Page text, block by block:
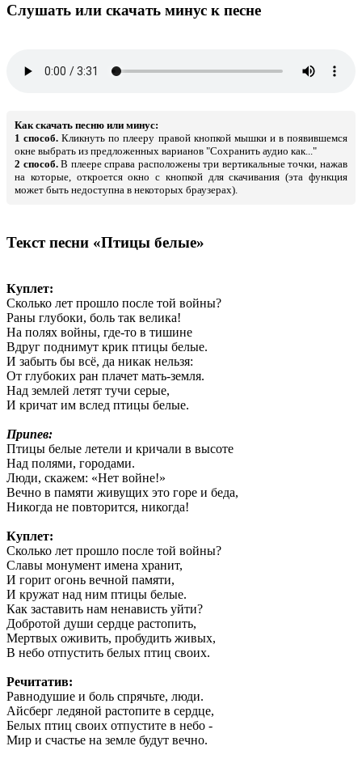
Слушать или скачать минус к песне
Как скачать песню или минус:
1 способ. Кликнуть по плееру правой кнопкой мышки и в появившемся
окне выбрать из предложенных варианов "Сохранить аудио как..."
2 способ.В плеере справа расположены три вертикальные точки, нажав
на которые, откроется окно с кнопкой для скачивания (эта функция
может быть недоступна в некоторых браузерах).
Текст песни «Птицы белые»
Куплет:
Сколько лет прошло после той войны?
Раны глубоки, боль так велика!
На полях войны, где-то в тишине
Вдруг поднимут крик птицы белые.
И забыть бы всё, да никак нельзя:
От глубоких ран плачет мать-земля.
Над землей летят тучи серые,
И кричат им вслед птицы белые.
Припев:
Птицы белые летели и кричали в высоте
Над полями, городами.
Люди, скажем: «Нет войне!»
Вечно в памяти живущих это горе и беда,
Никогда не повторится, никогда!
Куплет:
Сколько лет прошло после той войны?
Славы монумент имена хранит,
И горит огонь вечной памяти,
И кружат над ним птицы белые.
Как заставить нам ненависть уйти?
Добротой души сердце растопить,
Мертвых оживить, пробудить живых,
В небо отпустить белых птиц своих.
Речитатив:
Равнодушие и боль спрячьте, люди.
Айсберг ледяной растопите в сердце,
Белых птиц своих отпустите в небо -
Мир и счастье на земле будут вечно.